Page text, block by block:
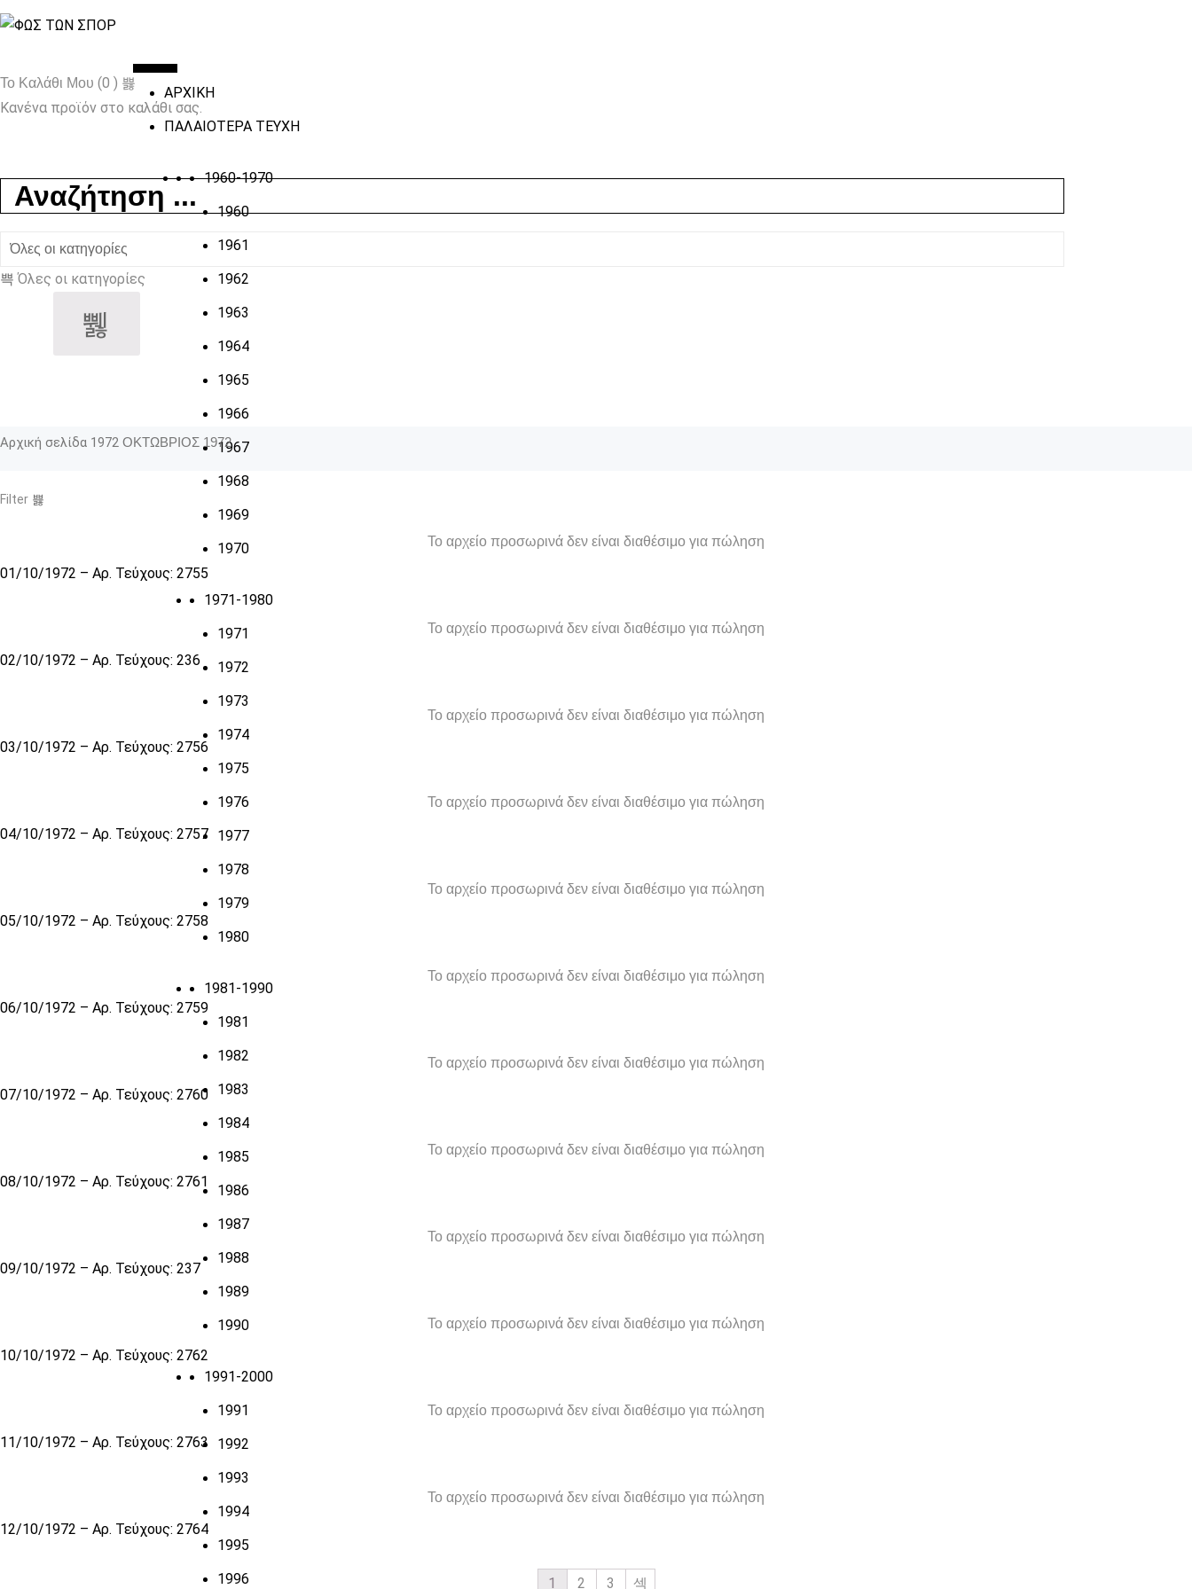
ΑΡΧΙΚΗ
ΠΑΛΑΙΟΤΕΡΑ ΤΕΥΧΗ
1960-1970
1960
1961
1962
1963
1964
1965
1966
1967
1968
1969
1970
1971-1980
1971
1972
1973
1974
1975
1976
1977
1978
1979
1980
1981-1990
1981
1982
1983
1984
1985
1986
1987
1988
1989
1990
1991-2000
1991
1992
1993
1994
1995
1996
Το Καλάθι Μου (0 )
Κανένα προϊόν στο καλάθι σας.
Όλες οι κατηγορίες
Αρχική σελίδα 1972 ΟΚΤΩΒΡΙΟΣ 1972
Filter
Το αρχείο προσωρινά δεν είναι διαθέσιμο για πώληση
01/10/1972 – Αρ. Τεύχους: 2755
Το αρχείο προσωρινά δεν είναι διαθέσιμο για πώληση
02/10/1972 – Αρ. Τεύχους: 236
Το αρχείο προσωρινά δεν είναι διαθέσιμο για πώληση
03/10/1972 – Αρ. Τεύχους: 2756
Το αρχείο προσωρινά δεν είναι διαθέσιμο για πώληση
04/10/1972 – Αρ. Τεύχους: 2757
Το αρχείο προσωρινά δεν είναι διαθέσιμο για πώληση
05/10/1972 – Αρ. Τεύχους: 2758
Το αρχείο προσωρινά δεν είναι διαθέσιμο για πώληση
06/10/1972 – Αρ. Τεύχους: 2759
Το αρχείο προσωρινά δεν είναι διαθέσιμο για πώληση
07/10/1972 – Αρ. Τεύχους: 2760
Το αρχείο προσωρινά δεν είναι διαθέσιμο για πώληση
08/10/1972 – Αρ. Τεύχους: 2761
Το αρχείο προσωρινά δεν είναι διαθέσιμο για πώληση
09/10/1972 – Αρ. Τεύχους: 237
Το αρχείο προσωρινά δεν είναι διαθέσιμο για πώληση
10/10/1972 – Αρ. Τεύχους: 2762
Το αρχείο προσωρινά δεν είναι διαθέσιμο για πώληση
11/10/1972 – Αρ. Τεύχους: 2763
Το αρχείο προσωρινά δεν είναι διαθέσιμο για πώληση
12/10/1972 – Αρ. Τεύχους: 2764
1 2 3